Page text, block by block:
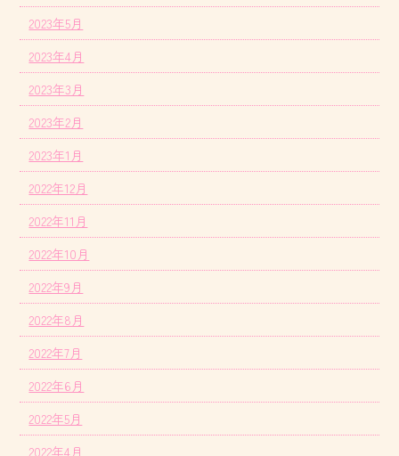
2023年5月
2023年4月
2023年3月
2023年2月
2023年1月
2022年12月
2022年11月
2022年10月
2022年9月
2022年8月
2022年7月
2022年6月
2022年5月
2022年4月